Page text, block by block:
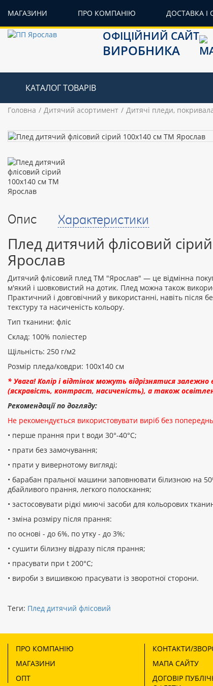
МАГАЗИНИ ПРО КОМПАНІЮ ДОСТАВКА І
ОФІЦІЙНИЙ САЙТ
ВИРОБНИКА
КАТАЛОГ ТОВАРІВ
Головна Дитячий асортимент Дитячі пледи,
Опис Характеристики
Плед дитячий флісовий
Ярослав
Дитячий флісовий плед ТМ "Ярослав" — це відмінна
м'який і шовковистий на дотик. Плед можна також
Практичний і довговічний у використанні, навіть після
текстуру та насиченість кольору.
Тип тканини: фліс
Склад: 100% поліестер
Щільність: 250 г/м2
Розмір пледа/ковдри: 100x140 см
* Увага! Колір і відтінок можуть відрізнятися
(яскравість, контраст, насиченість), а також
Рекомендації по догляду:
Не рекомендується використовувати виріб без
• перше прання при t води 30°-40°C;
• прати без замочування;
• прати у вивернотому вигляді;
• барабан пральної машини заповнювати білизною на
дбайливого прання, легкого полоскання;
• застосовувати рідкі миючі засоби для кольорових
• зміна розміру після прання:
по основі - до 6%, по утку - до 3%;
• сушити білизну відразу після прання;
• прасувати при t 200°С;
• вироби з вишивкою прасувати із зворотної сторони.
Теги: Плед дитячий флісовий
ПРО КОМПАНІЮ
МАГАЗИНИ
ОПТ
КОНТАКТИ/
МАПА САЙТУ
ДОГОВІР